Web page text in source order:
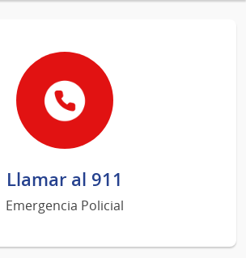
Llamar al 911
Emergencia Policial